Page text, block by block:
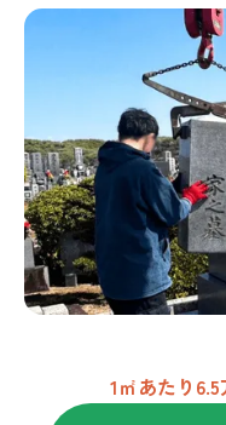
1㎡あたり